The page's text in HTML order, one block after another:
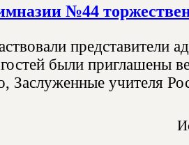
№44
представители
были приглашены
Заслуженные учителя